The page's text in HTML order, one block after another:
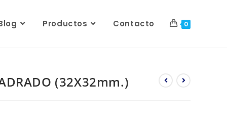
Productos Contacto 0
(32X32mm.)